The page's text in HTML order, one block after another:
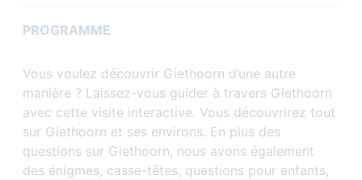
PROGRAMME
Vous voulez découvrir Giethoorn d’une autre
manière ? Laissez-vous guider à travers Giethoorn
avec cette visite interactive. Vous découvrirez tout
sur Giethoorn et ses environs. En plus des
questions sur Giethoorn, nous avons également
des énigmes, casse-têtes, questions pour enfants,